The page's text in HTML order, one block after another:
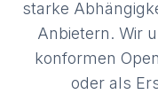
starke
Anbietern. Wir
konformen
oder als